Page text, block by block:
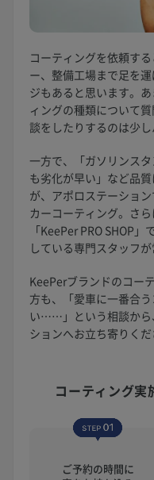
コーティングを依頼す
ー、整備工場まで足を
ジもあると思います。
ィングの種類について
談をしたりするのは少し
一方で、「ガソリンス
も劣化が早い」など品
が、アポロステーショ
カーコーティング。さ
「KeePer PRO SHOP
している専門スタッフ
KeePerブランドのコー
方も、「愛車に一番合
い……」という相談から
ションへお立ち寄りくだ
コーティング実
ご予約の時間に